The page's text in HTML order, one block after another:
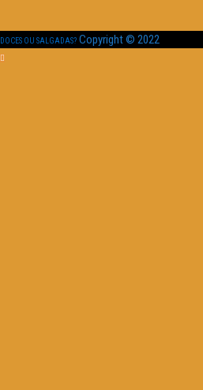
DOCES OU SALGADAS? Copyright © 2022